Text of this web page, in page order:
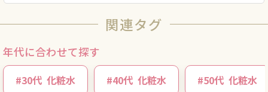
関連タグ
年代に合わせて探す
#30代 化粧水 #40代 化粧水 #50代 化粧水